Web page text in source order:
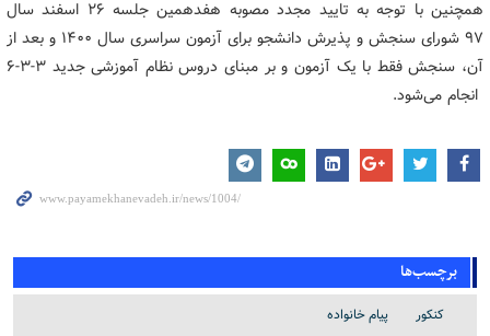
همچنین با توجه به تایید مجدد مصوبه هفدهمین جلسه ۲۶ اسفند سال
۹۷ شورای سنجش و پذیرش دانشجو برای آزمون سراسری سال ۱۴۰۰ و بعد از
آن، سنجش فقط با یک آزمون و بر مبنای دروس نظام آموزشی جدید ۳-۳-۶
انجام می‌شود.
برچسب‌ها
کنکور پیام خانواده